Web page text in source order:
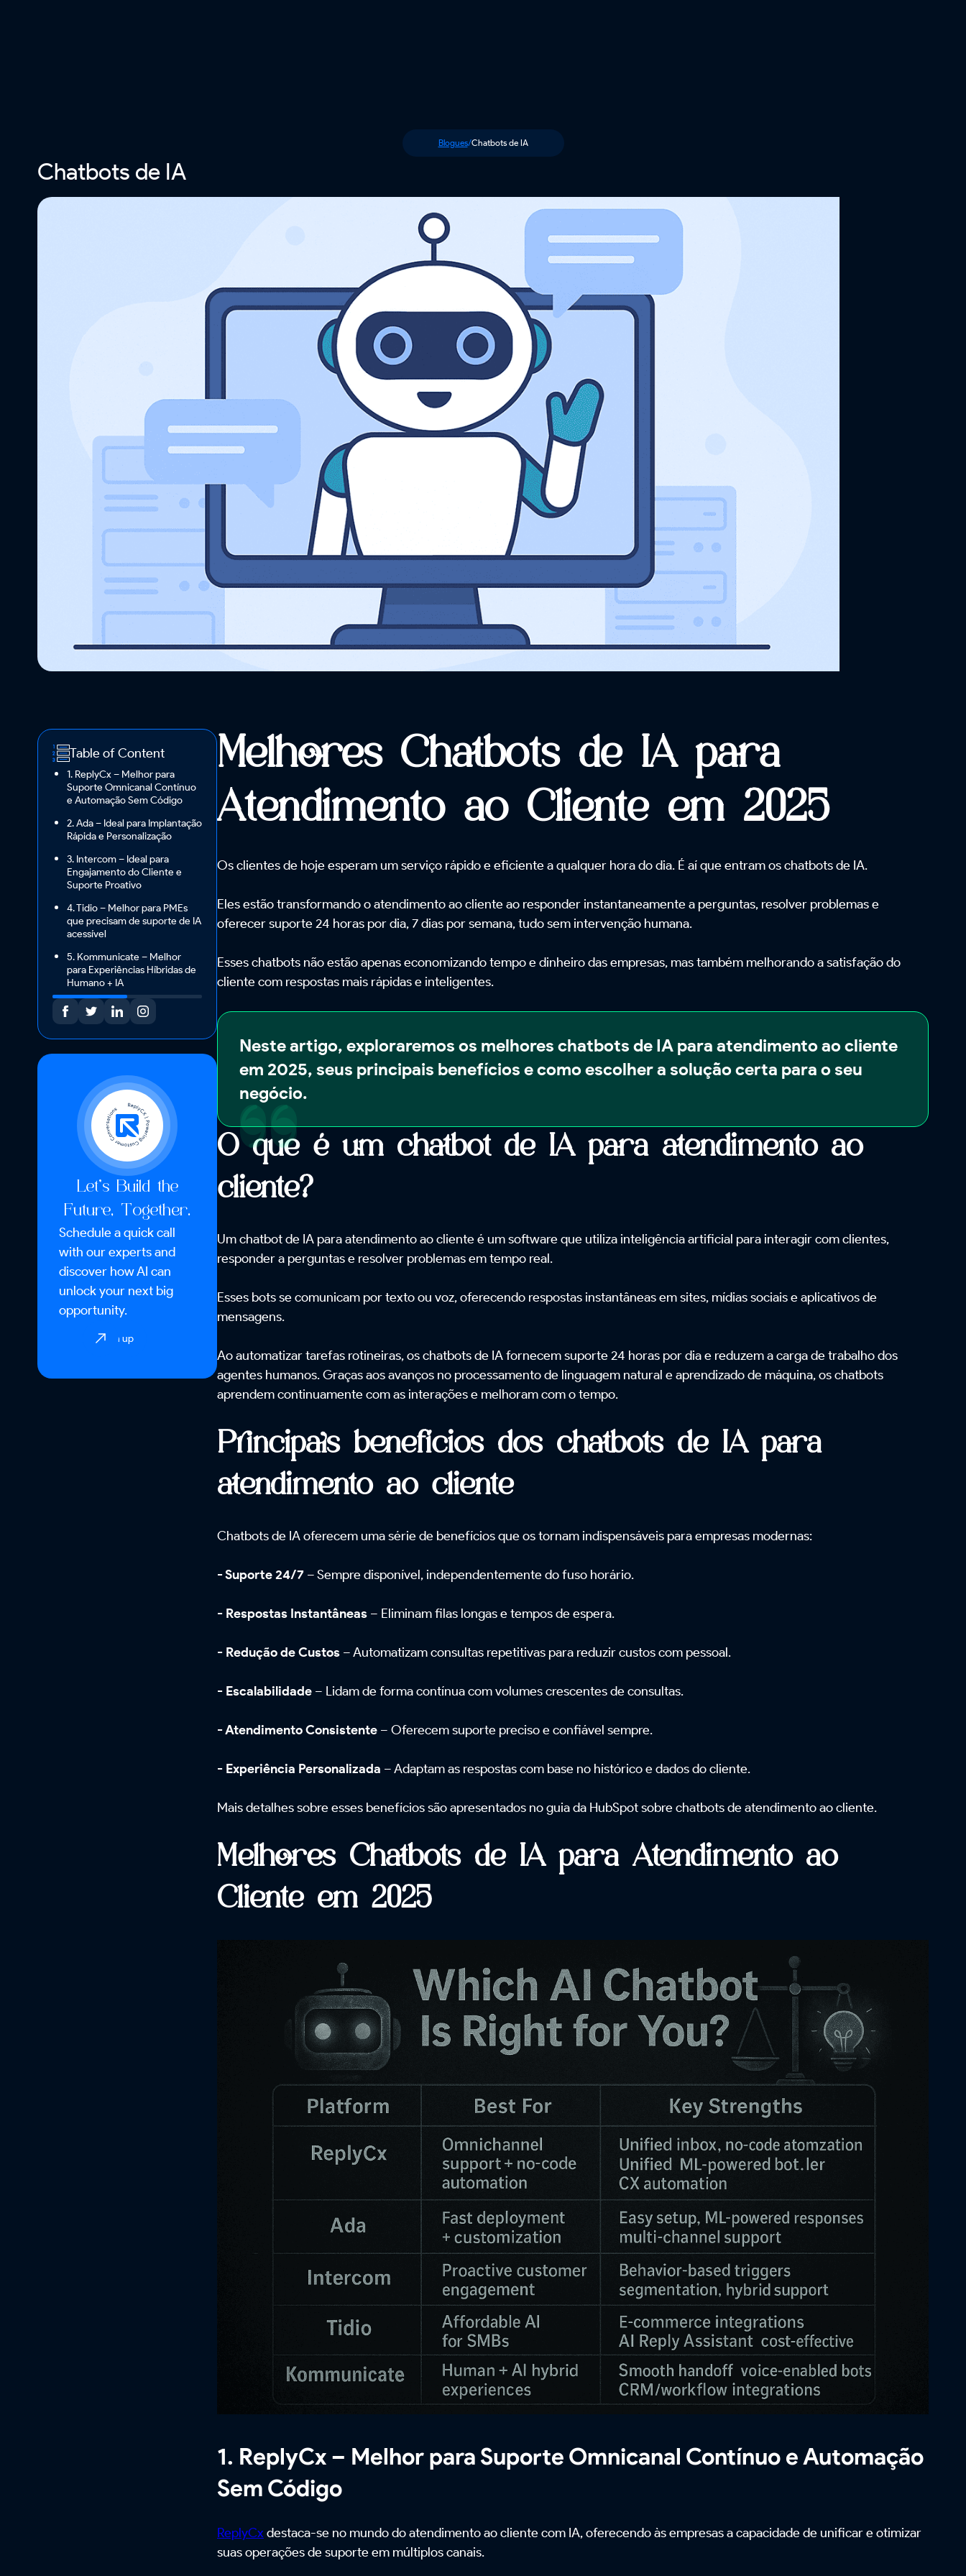
Blogues/Chatbots de IA
Chatbots de IA
Table of Content
1. ReplyCx – Melhor para
Suporte Omnicanal Contínuo
e Automação Sem Código
2. Ada – Ideal para Implantação
Rápida e Personalização
3. Intercom – Ideal para
Engajamento do Cliente e
Suporte Proativo
4. Tidio – Melhor para PMEs
que precisam de suporte de IA
acessível
5. Kommunicate – Melhor
para Experiências Híbridas de
Humano + IA
Let’s Build the
Future, Together.
Schedule a quick call
with our experts and
discover how AI can
unlock your next big
opportunity.
Sign up
Melhores Chatbots de IA para
Atendimento ao Cliente em 2025
Os clientes de hoje esperam um serviço rápido e eficiente a qualquer hora do dia. É aí que entram os chatbots de IA.
Eles estão transformando o atendimento ao cliente ao responder instantaneamente a perguntas, resolver problemas e
oferecer suporte 24 horas por dia, 7 dias por semana, tudo sem intervenção humana.
Esses chatbots não estão apenas economizando tempo e dinheiro das empresas, mas também melhorando a satisfação do
cliente com respostas mais rápidas e inteligentes.
Neste artigo, exploraremos os melhores chatbots de IA para atendimento ao cliente
em 2025, seus principais benefícios e como escolher a solução certa para o seu
negócio.
O que é um chatbot de IA para atendimento ao
cliente?
Um chatbot de IA para atendimento ao cliente é um software que utiliza inteligência artificial para interagir com clientes,
responder a perguntas e resolver problemas em tempo real.
Esses bots se comunicam por texto ou voz, oferecendo respostas instantâneas em sites, mídias sociais e aplicativos de
mensagens.
Ao automatizar tarefas rotineiras, os chatbots de IA fornecem suporte 24 horas por dia e reduzem a carga de trabalho dos
agentes humanos. Graças aos avanços no processamento de linguagem natural e aprendizado de máquina, os chatbots
aprendem continuamente com as interações e melhoram com o tempo.
Principais benefícios dos chatbots de IA para
atendimento ao cliente
Chatbots de IA oferecem uma série de benefícios que os tornam indispensáveis para empresas modernas:
- Suporte 24/7 – Sempre disponível, independentemente do fuso horário.
- Respostas Instantâneas – Eliminam filas longas e tempos de espera.
- Redução de Custos – Automatizam consultas repetitivas para reduzir custos com pessoal.
- Escalabilidade – Lidam de forma contínua com volumes crescentes de consultas.
- Atendimento Consistente – Oferecem suporte preciso e confiável sempre.
- Experiência Personalizada – Adaptam as respostas com base no histórico e dados do cliente.
Mais detalhes sobre esses benefícios são apresentados no guia da HubSpot sobre chatbots de atendimento ao cliente.
Melhores Chatbots de IA para Atendimento ao
Cliente em 2025
1. ReplyCx – Melhor para Suporte Omnicanal Contínuo e Automação
Sem Código
ReplyCx destaca-se no mundo do atendimento ao cliente com IA, oferecendo às empresas a capacidade de unificar e otimizar
suas operações de suporte em múltiplos canais.